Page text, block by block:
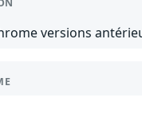
versions